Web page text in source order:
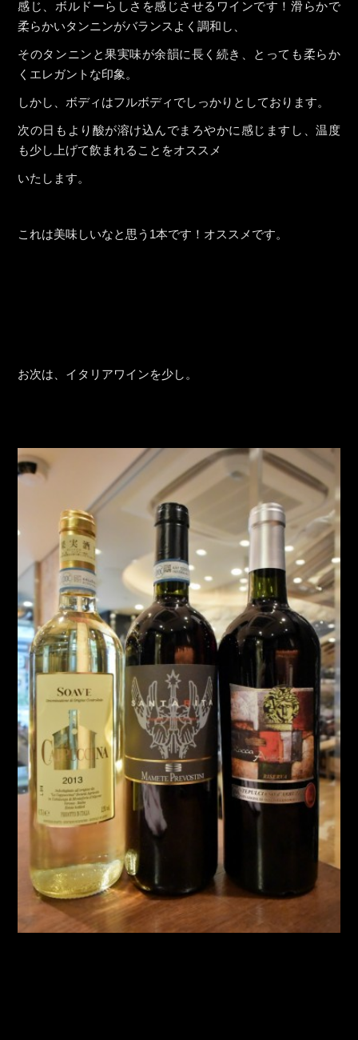
感じ、ボルドーらしさを感じさせるワインです！滑らかで
柔らかいタンニンがバランスよく調和し、
そのタンニンと果実味が余韻に長く続き、とっても柔らか
くエレガントな印象。
しかし、ボディはフルボディでしっかりとしております。
次の日もより酸が溶け込んでまろやかに感じますし、温度
も少し上げて飲まれることをオススメ
いたします。
これは美味しいなと思う1本です！オススメです。
お次は、イタリアワインを少し。